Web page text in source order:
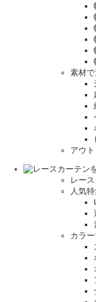
素材
アウ
レー
人気
カラ